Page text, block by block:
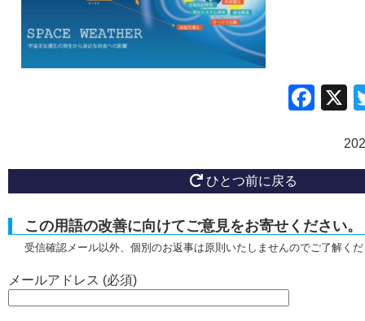
ひとつ前に戻る
この用語の改善に向けてご意見をお寄せください。
受信確認メール以外、個別のお返事は原則いたしませんのでご了解く
メールアドレス (必須)